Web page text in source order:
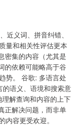
近义词、拼音纠错、
量和相关性评估更本
密集的内容（尤其是
的依赖可能略高于谷
势。 谷歌: 多语言处
语义、语境和搜索意
解查询和内容的上下
正解决问题，而非单
容更受欢迎。